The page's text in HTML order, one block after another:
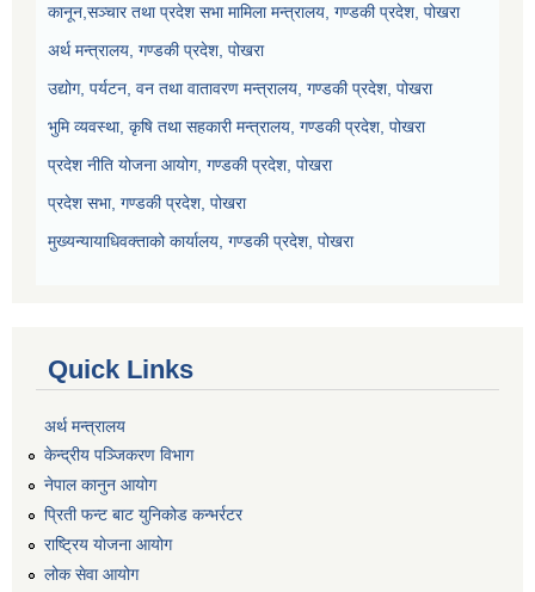
कानून,सञ्चार तथा प्रदेश सभा मामिला मन्त्रालय, गण्डकी प्रदेश, पोखरा
अर्थ मन्त्रालय, गण्डकी प्रदेश, पोखरा
उद्योग, पर्यटन, वन तथा वातावरण मन्त्रालय, गण्डकी प्रदेश, पोखरा
भुमि व्यवस्था, कृषि तथा सहकारी मन्त्रालय, गण्डकी प्रदेश, पोखरा
प्रदेश नीति योजना आयोग, गण्डकी प्रदेश, पोखरा
प्रदेश सभा, गण्डकी प्रदेश, पोखरा
मुख्यन्यायाधिवक्ताको कार्यालय, गण्डकी प्रदेश, पोखरा
Quick Links
अर्थ मन्त्रालय
केन्द्रीय पञ्जिकरण विभाग
नेपाल कानुन आयोग
प्रिती फन्ट बाट युनिकोड कन्भर्रटर
राष्ट्रिय योजना आयोग
लोक सेवा आयोग